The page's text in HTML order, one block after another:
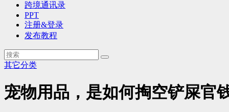
跨境通讯录
PPT
注册&登录
发布教程
其它分类
宠物用品，是如何掏空铲屎官